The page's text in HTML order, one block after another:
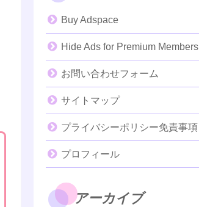
Buy Adspace
Hide Ads for Premium Members
お問い合わせフォーム
サイトマップ
プライバシーポリシー免責事項
プロフィール
アーカイブ